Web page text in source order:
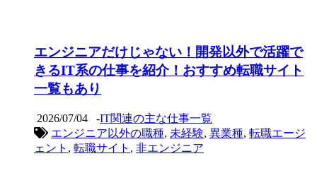
エンジニアだけじゃない！開発以外で活躍で
きるIT系の仕事を紹介！おすすめ転職サイト
一覧もあり
2026/07/04 -IT関連の主な仕事一覧
エンジニア以外の職種, 未経験, 異業種, 転職エージ
ェント , 転職サイト , 非エンジニア